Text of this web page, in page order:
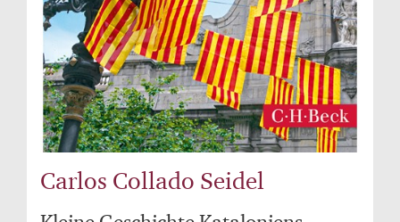
Carlos Collado Seidel